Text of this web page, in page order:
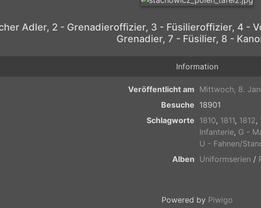
Adler, 2 - Grenadieroffizier, 3 - Füsilieroffizier, 4 -
Grenadier, 7 - Füsilier, 8 -
Information
Veröffentlicht am Mittwoch, 8.
Besuche 18901
Schlagworte 1810, 1811, 1812 ,
Infanterie, G -
U - Fahnen/
Alben Uniformserien /
Powered by Piwigo